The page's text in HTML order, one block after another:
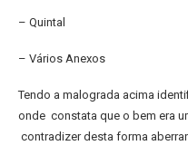
– Quintal
– Vários Anexos
Tendo a malograda acima
onde constata que o bem era
contradizer desta forma